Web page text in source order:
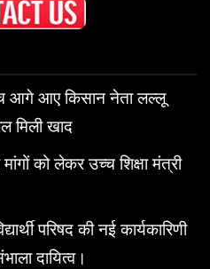
आगे आए किसान नेता लल्लू
मिली खाद
को लेकर उच्च शिक्षा मंत्री
परिषद की नई कार्यकारिणी
दायित्व।